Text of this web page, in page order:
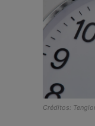
Créditos: